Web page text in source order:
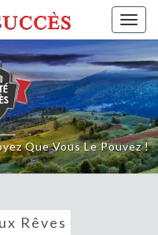
Que Vous Le Pouvez !
Rêves